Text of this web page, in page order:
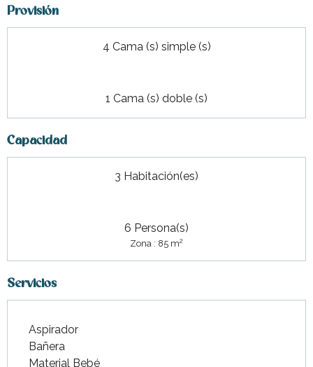
Provisión
4 Cama (s) simple (s)
1 Cama (s) doble (s)
Capacidad
3 Habitación(es)
6 Persona(s)
Zona : 85 m2
Servicios
Aspirador
Bañera
Material Bebé